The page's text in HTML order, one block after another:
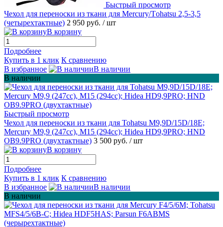
Быстрый просмотр
Чехол для переноски из ткани для Mеrcury/Tоhatsu 2,5-3,5
(четырехтактные) 2 950 руб. / шт
В корзину
Подробнее
Купить в 1 клик К сравнению
В избранное
В наличии
В наличии
Быстрый просмотр
Чехол для переноски из ткани для Tohatsu M9,9D/15D/18E;
Mercury M9,9 (247сс), М15 (294сс); Hidea HD9,9PRO; HND
OB9.9PRO (двухтактные) 3 500 руб. / шт
В корзину
Подробнее
Купить в 1 клик К сравнению
В избранное
В наличии
В наличии